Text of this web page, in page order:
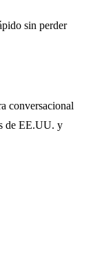
sin perder
conversacional
de EE.UU. y